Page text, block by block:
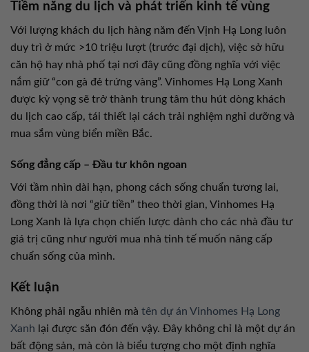
Tiềm năng du lịch và phát triển kinh tế vùng
Với lượng khách du lịch hàng năm đến Vịnh Hạ Long luôn
duy trì ở mức >10 triệu lượt (trước đại dịch), việc sở hữu
căn hộ hay nhà phố tại nơi đây cũng đồng nghĩa với việc
nắm giữ “con gà đẻ trứng vàng”. Vinhomes Hạ Long Xanh
được kỳ vọng sẽ trở thành trung tâm thu hút dòng khách
du lịch cao cấp, tái thiết lại cách trải nghiệm nghỉ dưỡng và
mua sắm vùng biển miền Bắc.
Sống đẳng cấp – Đầu tư khôn ngoan
Với tầm nhìn dài hạn, phong cách sống chuẩn tương lai,
đồng thời là nơi “giữ tiền” theo thời gian, Vinhomes Hạ
Long Xanh là lựa chọn chiến lược dành cho các nhà đầu tư
giá trị cũng như người mua nhà tinh tế muốn nâng cấp
chuẩn sống của mình.
Kết luận
Không phải ngẫu nhiên mà tên dự án Vinhomes Hạ Long
Xanh lại được săn đón đến vậy. Đây không chỉ là một dự án
bất động sản, mà còn là biểu tượng cho một định nghĩa